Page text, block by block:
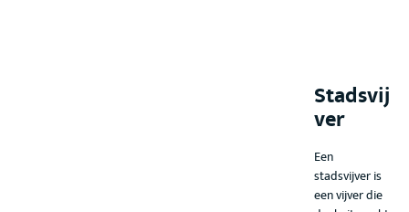
Stadsvij
ver
Een
stadsvijver is
een vijver die